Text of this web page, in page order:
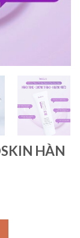
HÀN
số lượng